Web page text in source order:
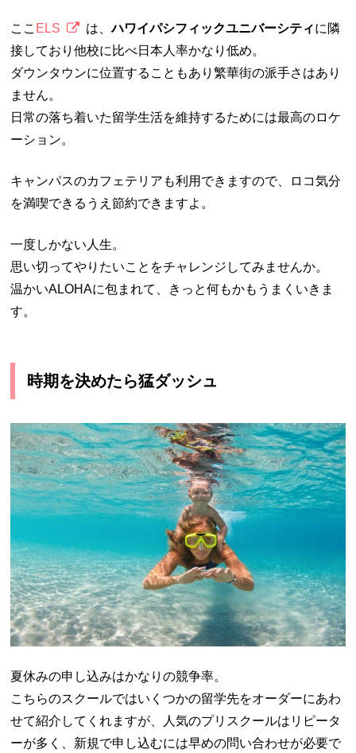
ここ ELS は、ハワイパシフィックユニバーシティに隣
接しており他校に比べ日本人率かなり低め。
ダウンタウンに位置することもあり繁華街の派手さはあり
ません。
日常の落ち着いた留学生活を維持するためには最高のロケ
ーション。
キャンパスのカフェテリアも利用できますので、ロコ気分
を満喫できるうえ節約できますよ。
一度しかない人生。
思い切ってやりたいことをチャレンジしてみませんか。
温かいALOHAに包まれて、きっと何もかもうまくいきま
す。
時期を決めたら猛ダッシュ
夏休みの申し込みはかなりの競争率。
こちらのスクールではいくつかの留学先をオーダーにあわ
せて紹介してくれますが、人気のプリスクールはリピータ
ーが多く、新規で申し込むには早めの問い合わせが必要で